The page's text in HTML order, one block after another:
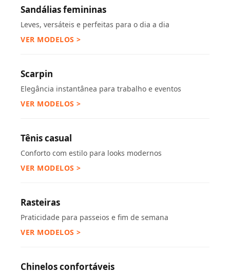
Sandálias femininas
Leves, versáteis e perfeitas para o dia a dia
VER MODELOS >
Scarpin
Elegância instantânea para trabalho e eventos
VER MODELOS >
Tênis casual
Conforto com estilo para looks modernos
VER MODELOS >
Rasteiras
Praticidade para passeios e fim de semana
VER MODELOS >
Chinelos confortáveis